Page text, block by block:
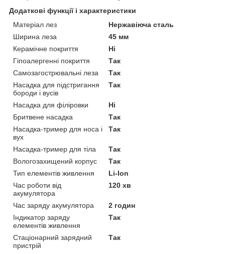
Додаткові функції і характеристики
Матеріал лез
Нержавіюча сталь
Ширина леза
45 мм
Керамічне покриття
Ні
Гіпоалергенні покриття
Так
Самозагострювальні леза
Так
Насадка для підстригання
бороди і вусів
Так
Насадка для філіровки
Ні
Бритвене насадка
Так
Насадка-тример для носа і
вух
Так
Насадка-тример для тіла
Так
Вологозахищений корпус
Так
Тип елементів живлення
Li-Ion
Час роботи від
акумулятора
120 хв
Час заряду акумулятора
2 годин
Індикатор заряду
елементів живлення
Так
Стаціонарний зарядний
пристрій
Так